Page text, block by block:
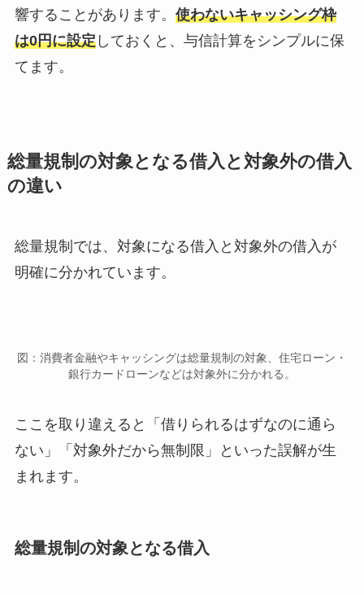
響することがあります。 使わないキャッシング枠
は0円に設定しておくと、与信計算をシンプルに保
てます。
総量規制の対象となる借入と対象外の借入
の違い
総量規制では、対象になる借入と対象外の借入が
明確に分かれています。
図：消費者金融やキャッシングは総量規制の対象、住宅ローン・
銀行カードローンなどは対象外に分かれる。
ここを取り違えると「借りられるはずなのに通ら
ない」「対象外だから無制限」といった誤解が生
まれます。
総量規制の対象となる借入